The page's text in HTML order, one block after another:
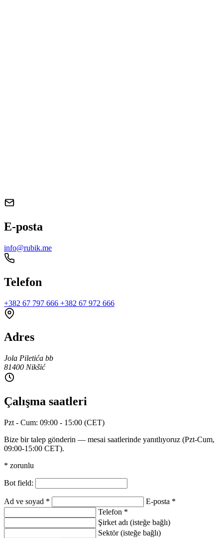
E-posta
info@rubik.me
Telefon
+382 67 797 666 +382 67 972 666
Adres
Jola Piletića bb
81400 Nikšić
Çalışma saatleri
Pzt - Cum: 09:00 - 15:00 (CET)
Bize bir talep gönderin — mesai saatlerinde yanıtlıyoruz (Pzt-Cum,
09:00-15:00 CET).
* zorunlu
Bot field:
Ad ve soyad *
E-posta *
Telefon *
Şirket adı (isteğe bağlı)
Sektör (isteğe bağlı)